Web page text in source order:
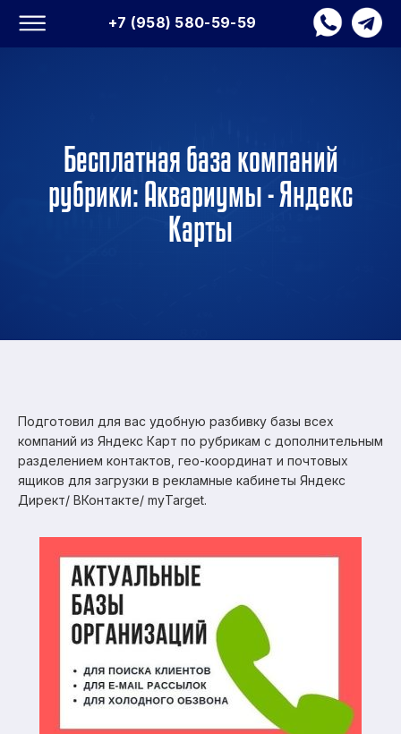
+7 (958) 580-59-59
Бесплатная база компаний
рубрики: Аквариумы - Яндекс
Карты
Подготовил для вас удобную разбивку базы всех
компаний из Яндекс Карт по рубрикам с дополнительным
разделением контактов, гео-координат и почтовых
ящиков для загрузки в рекламные кабинеты Яндекс
Директ/ ВКонтакте/ myTarget.